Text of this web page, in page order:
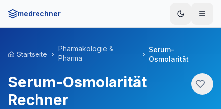
medrechner
Startseite
Pharmakologie &
Pharma
Serum-
Osmolarität
Serum-Osmolarität
Rechner